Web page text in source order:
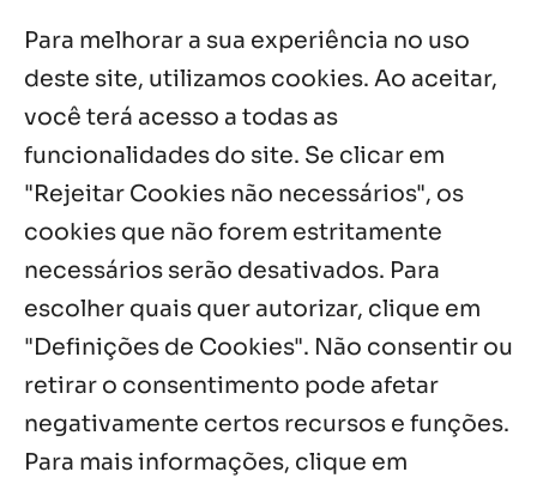
Para melhorar a sua experiência no uso
deste site, utilizamos cookies. Ao aceitar,
você terá acesso a todas as
funcionalidades do site. Se clicar em
"Rejeitar Cookies não necessários", os
cookies que não forem estritamente
necessários serão desativados. Para
escolher quais quer autorizar, clique em
"Definições de Cookies". Não consentir ou
retirar o consentimento pode afetar
negativamente certos recursos e funções.
Para mais informações, clique em
Palavra Diária (07/08/2026)
7 ago, 2026
Oito anos de esperança: Fazenda
Feminina de Chapala celebra aniversário
com missa e festa
6 ago, 2026
Notícias por Categoria